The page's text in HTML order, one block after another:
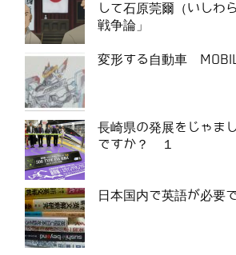
して石原莞爾（いしわ
戦争論」
変形する自動車
長崎県の発展をじゃま
ですか？ １
日本国内で英語が必要